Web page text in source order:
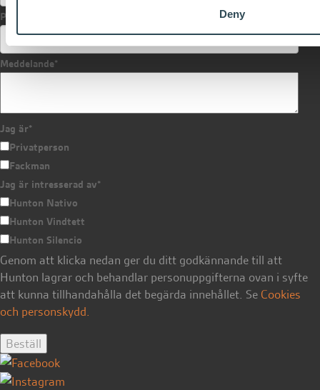
Deny
Postort
Meddelande*
Jag är*
Privatperson
Fackman
Jag är intresserad av*
Hunton Nativo
Hunton Vindtett
Hunton Silencio
Genom att klicka nedan ger du ditt godkännande till att
Hunton lagrar och behandlar personuppgifterna ovan i syfte
att kunna tillhandahålla det begärda innehållet. Se Cookies
och personskydd.